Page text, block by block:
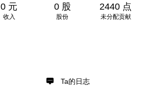
0 元
收入
0 股
股份
2440 点
未分配贡献
Ta的日志